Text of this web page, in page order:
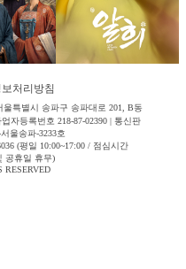
처리방침
특별시 송파구 송파대로 201, B동
자등록번호 218-87-02390 | 통신판
울송파-3233호
(평일 10:00~17:00 / 점심시간
공휴일 휴무)
RESERVED